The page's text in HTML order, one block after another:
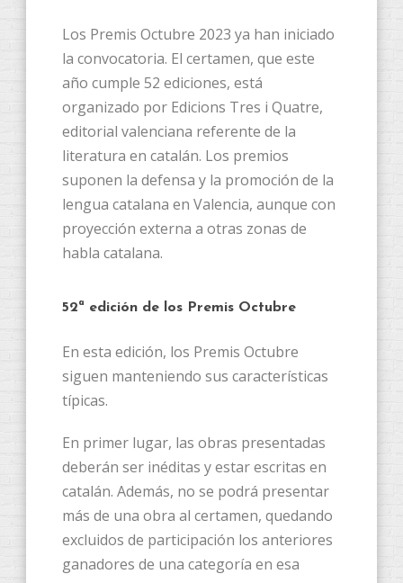
Los Premis Octubre 2023 ya han iniciado
la convocatoria. El certamen, que este
año cumple 52 ediciones, está
organizado por Edicions Tres i Quatre,
editorial valenciana referente de la
literatura en catalán. Los premios
suponen la defensa y la promoción de la
lengua catalana en Valencia, aunque con
proyección externa a otras zonas de
habla catalana.
52ª edición de los Premis Octubre
En esta edición, los Premis Octubre
siguen manteniendo sus características
típicas.
En primer lugar, las obras presentadas
deberán ser inéditas y estar escritas en
catalán. Además, no se podrá presentar
más de una obra al certamen, quedando
excluidos de participación los anteriores
ganadores de una categoría en esa